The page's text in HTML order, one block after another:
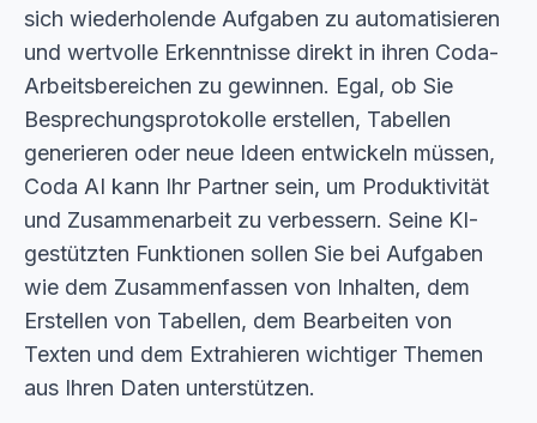
sich wiederholende Aufgaben zu automatisieren
und wertvolle Erkenntnisse direkt in ihren Coda-
Arbeitsbereichen zu gewinnen. Egal, ob Sie
Besprechungsprotokolle erstellen, Tabellen
generieren oder neue Ideen entwickeln müssen,
Coda AI kann Ihr Partner sein, um Produktivität
und Zusammenarbeit zu verbessern. Seine KI-
gestützten Funktionen sollen Sie bei Aufgaben
wie dem Zusammenfassen von Inhalten, dem
Erstellen von Tabellen, dem Bearbeiten von
Texten und dem Extrahieren wichtiger Themen
aus Ihren Daten unterstützen.